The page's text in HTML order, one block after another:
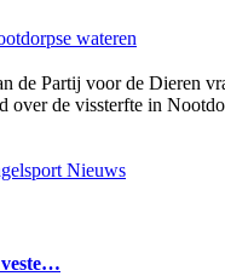
de Partij voor de Dieren
over de vissterfte in
Nieuws
veste…